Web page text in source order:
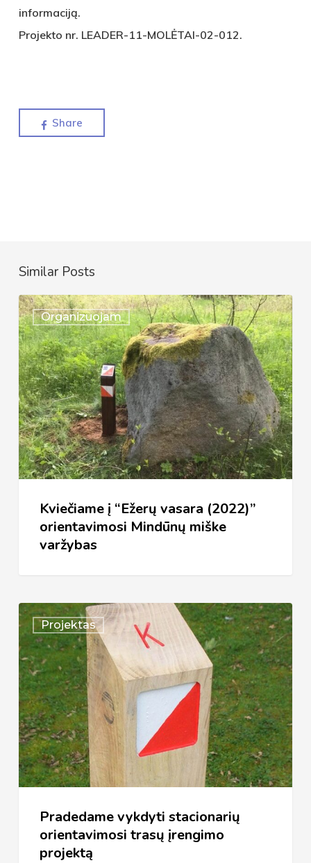
informaciją.
Projekto nr. LEADER-11-MOLĖTAI-02-012.
Share
Similar Posts
Organizuojam
Kviečiame
į
“Ežerų
vasara
(2022)”
orientavimosi
Mindūnų
miške
varžybas
Kviečiame į “Ežerų vasara (2022)”
orientavimosi Mindūnų miške
varžybas
Projektas
Pradedame
vykdyti
stacionarių
orientavimosi
trasų
įrengimo
projektą
Pradedame vykdyti stacionarių
orientavimosi trasų įrengimo
projektą